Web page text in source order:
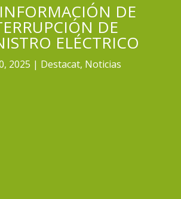
DE
DE
ELÉCTRICO
2025 Destacat, Noticias